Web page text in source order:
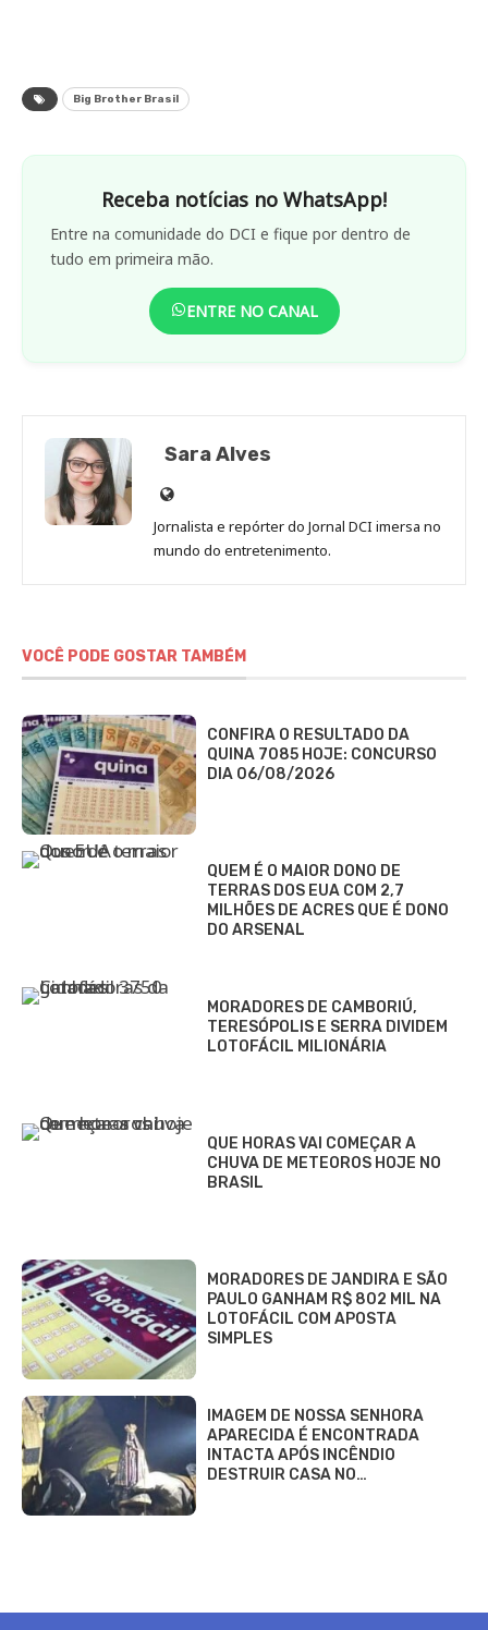
Big Brother Brasil
Receba notícias no WhatsApp!
Entre na comunidade do DCI e fique por dentro de
tudo em primeira mão.
ENTRE NO CANAL
Sara Alves
Site
de
Sara
Jornalista e repórter do Jornal DCI imersa no
mundo do entretenimento.
VOCÊ PODE GOSTAR TAMBÉM
CONFIRA O RESULTADO DA
QUINA 7085 HOJE: CONCURSO
DIA 06/08/2026
QUEM É O MAIOR DONO DE
TERRAS DOS EUA COM 2,7
MILHÕES DE ACRES QUE É DONO
DO ARSENAL
MORADORES DE CAMBORIÚ,
TERESÓPOLIS E SERRA DIVIDEM
LOTOFÁCIL MILIONÁRIA
QUE HORAS VAI COMEÇAR A
CHUVA DE METEOROS HOJE NO
BRASIL
MORADORES DE JANDIRA E SÃO
PAULO GANHAM R$ 802 MIL NA
LOTOFÁCIL COM APOSTA
SIMPLES
IMAGEM DE NOSSA SENHORA
APARECIDA É ENCONTRADA
INTACTA APÓS INCÊNDIO
DESTRUIR CASA NO…